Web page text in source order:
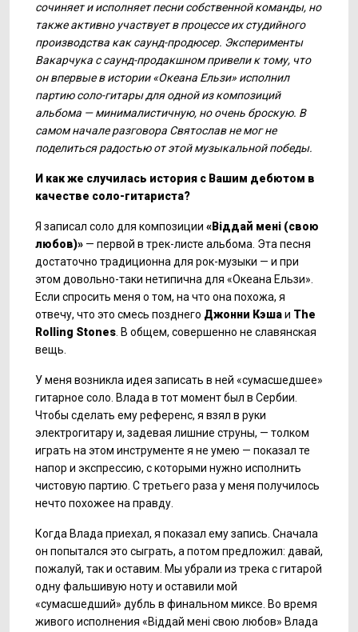
сочиняет и исполняет песни собственной команды, но
также активно участвует в процессе их студийного
производства как саунд-продюсер. Эксперименты
Вакарчука с саунд-продакшном привели к тому, что
он впервые в истории «Океана Ельзи» исполнил
партию соло-гитары для одной из композиций
альбома — минималистичную, но очень броскую. В
самом начале разговора Святослав не мог не
поделиться радостью от этой музыкальной победы.
И как же случилась история с Вашим дебютом в
качестве соло-гитариста?
Я записал соло для композиции «Віддай мені (свою
любов)» — первой в трек-листе альбома. Эта песня
достаточно традиционна для рок-музыки — и при
этом довольно-таки нетипична для «Океана Ельзи».
Если спросить меня о том, на что она похожа, я
отвечу, что это смесь позднего Джонни Кэшаи The
Rolling Stones . В общем, совершенно не славянская
вещь.
У меня возникла идея записать в ней «сумасшедшее»
гитарное соло. Влада в тот момент был в Сербии.
Чтобы сделать ему референс, я взял в руки
электрогитару и, задевая лишние струны, — толком
играть на этом инструменте я не умею — показал те
напор и экспрессию, с которыми нужно исполнить
чистовую партию. С третьего раза у меня получилось
нечто похожее на правду.
Когда Влада приехал, я показал ему запись. Сначала
он попытался это сыграть, а потом предложил: давай,
пожалуй, так и оставим. Мы убрали из трека с гитарой
одну фальшивую ноту и оставили мой
«сумасшедший» дубль в финальном миксе. Во время
живого исполнения «Віддай мені свою любов» Влада